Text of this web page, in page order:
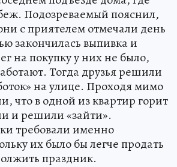
Подозреваемый пояснил,
с приятелем отмечали день
закончилась выпивка и
на покупку у них не было,
Тогда друзья решили
на улице. Проходя мимо
что в одной из квартир горит
и решили «зайти».
требовали именно
их было бы легче продать
праздник.